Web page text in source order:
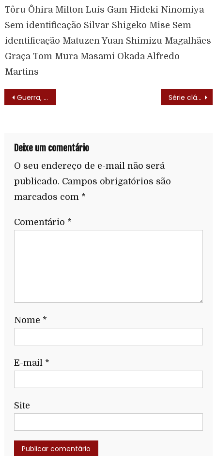
Tôru Ôhira Milton Luís Gam Hideki Ninomiya
Sem identificação Silvar Shigeko Mise Sem
identificação Matuzen Yuan Shimizu Magalhães
Graça Tom Mura Masami Okada Alfredo
Martins
Guerra, Sombra e Água Fresca (Hogans’s Heroes) – Trilha Sonora Série clássica Dinastia vai ganhar nova versão.
Deixe um comentário
O seu endereço de e-mail não será
publicado. Campos obrigatórios são
marcados com *
Comentário *
Nome *
E-mail *
Site